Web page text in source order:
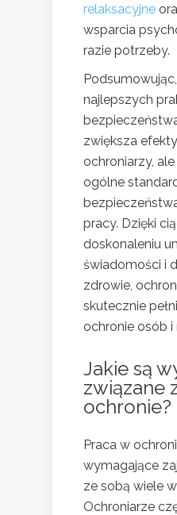
relaksacyjne
wsparcia
razie potrzeby.
najlepszych
zwiększa
ochroniarzy,
ogólne
pracy. Dzięki
doskonaleniu
świadomości i
zdrowie,
skutecznie
ochronie osób i
Jakie są
związane
ochronie?
Praca w
wymagające
ze sobą wiele
Ochroniarze